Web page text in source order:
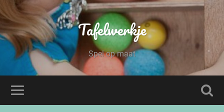
Tafelwerkje
Spel op maat